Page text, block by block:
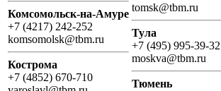
Комсомольск-на-Амуре
+7 (4217) 242-252
komsomolsk@tbm.ru
Кострома
+7 (4852) 670-710
tomsk@tbm.ru
Тула
+7 (495) 995-39-32
moskva@tbm.ru
Тюмень